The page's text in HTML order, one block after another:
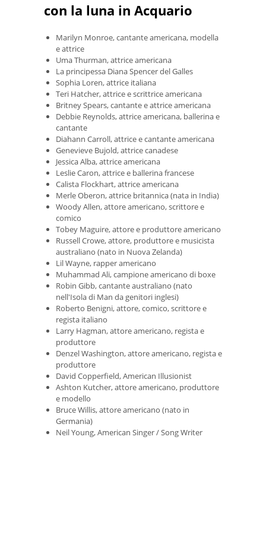
con la luna in Acquario
Marilyn Monroe, cantante americana, modella
e attrice
Uma Thurman, attrice americana
La principessa Diana Spencer del Galles
Sophia Loren, attrice italiana
Teri Hatcher, attrice e scrittrice americana
Britney Spears, cantante e attrice americana
Debbie Reynolds, attrice americana, ballerina e
cantante
Diahann Carroll, attrice e cantante americana
Genevieve Bujold, attrice canadese
Jessica Alba, attrice americana
Leslie Caron, attrice e ballerina francese
Calista Flockhart, attrice americana
Merle Oberon, attrice britannica (nata in India)
Woody Allen, attore americano, scrittore e
comico
Tobey Maguire, attore e produttore americano
Russell Crowe, attore, produttore e musicista
australiano (nato in Nuova Zelanda)
Lil Wayne, rapper americano
Muhammad Ali, campione americano di boxe
Robin Gibb, cantante australiano (nato
nell'Isola di Man da genitori inglesi)
Roberto Benigni, attore, comico, scrittore e
regista italiano
Larry Hagman, attore americano, regista e
produttore
Denzel Washington, attore americano, regista e
produttore
David Copperfield, American Illusionist
Ashton Kutcher, attore americano, produttore
e modello
Bruce Willis, attore americano (nato in
Germania)
Neil Young, American Singer / Song Writer